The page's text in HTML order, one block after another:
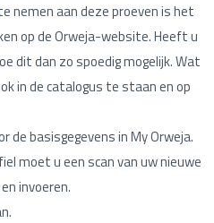
nemen aan deze proeven is het
op de Orweja-website. Heeft u
dit dan zo spoedig mogelijk. Wat
in de catalogus te staan en op
de basisgegevens in My Orweja.
moet u een scan van uw nieuwe
invoeren.